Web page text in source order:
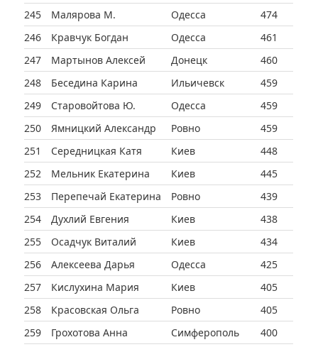
245
Малярова М. Одесса
474
246
Кравчук Богдан Одесса
461
247
Мартынов Алексей Донецк
460
248
Беседина Карина Ильичевск
459
249
Старовойтова Ю. Одесса
459
250
Ямницкий Александр Ровно
459
251
Середницкая Катя Киев
448
252
Мельник Екатерина Киев
445
253
Перепечай Екатерина Ровно
439
254
Духлий Евгения Киев
438
255
Осадчук Виталий Киев
434
256
Алексеева Дарья Одесса
425
257
Кислухина Мария Киев
405
258
Красовская Ольга Ровно
405
259
Грохотова Анна Симферополь
400